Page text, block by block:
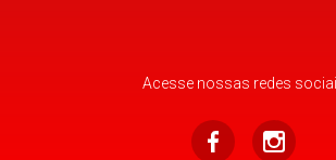
Acesse nossas redes